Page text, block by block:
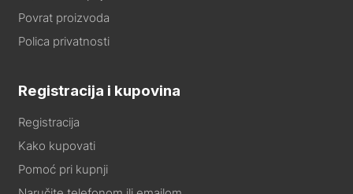
Povrat proizvoda
Polica privatnosti
Registracija i kupovina
Registracija
Kako kupovati
Pomoć pri kupnji